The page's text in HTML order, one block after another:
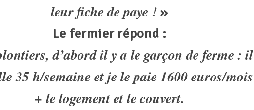
leur fiche de paye ! »
Le fermier répond :
d’abord il y a le garçon de ferme : il
35 h/semaine et je le paie 1600 euros/mois
+ le logement et le couvert.